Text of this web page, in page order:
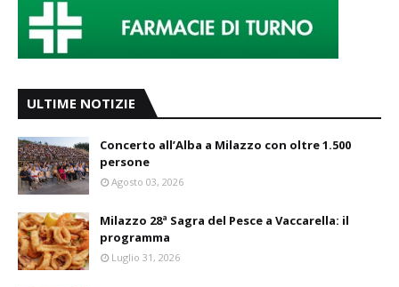
ULTIME NOTIZIE
Concerto all’Alba a Milazzo con oltre 1.500
persone
Agosto 03, 2026
Milazzo 28ª Sagra del Pesce a Vaccarella: il
programma
Luglio 31, 2026